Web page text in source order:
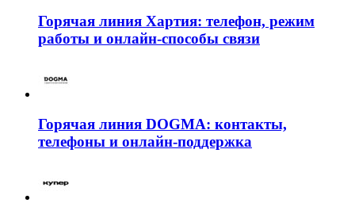
Горячая линия Хартия: телефон, режим
работы и онлайн-способы связи
Горячая линия DOGMA: контакты,
телефоны и онлайн-поддержка